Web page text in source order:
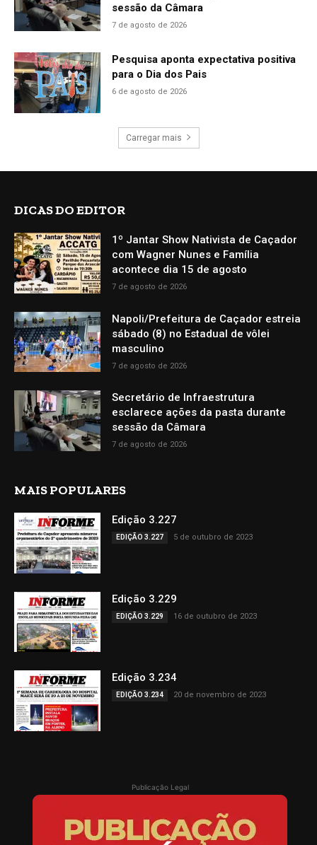
sessão da Câmara
7 de agosto de 2026
Pesquisa aponta expectativa positiva
para o Dia dos Pais
6 de agosto de 2026
Carregar mais
DICAS DO EDITOR
1º Jantar Show Nativista de Caçador
com Wagner Nunes e Família
acontece dia 15 de agosto
7 de agosto de 2026
Napoli/Prefeitura de Caçador estreia
sábado (8) no Estadual de vôlei
masculino
7 de agosto de 2026
Secretário de Infraestrutura
esclarece ações da pasta durante
sessão da Câmara
7 de agosto de 2026
MAIS POPULARES
Edição 3.227
EDIÇÃO 3.227 5 de outubro de 2023
Edição 3.229
EDIÇÃO 3.229 16 de outubro de 2023
Edição 3.234
EDIÇÃO 3.234 20 de novembro de 2023
Publicação Legal